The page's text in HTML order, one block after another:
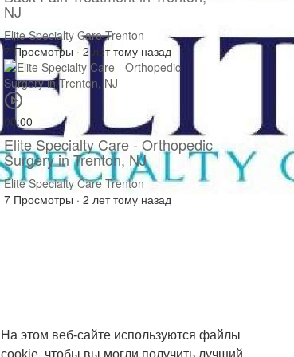
На этом веб-сайте используются файлы
NJ
Elite Specialty Care Trenton
7 Просмотры · 2 лет тому назад
00:00
Elite Specialty Care - Orthopedic
Surgery in Trenton, NJ
Elite Specialty Care Trenton
7 Просмотры · 2 лет тому назад